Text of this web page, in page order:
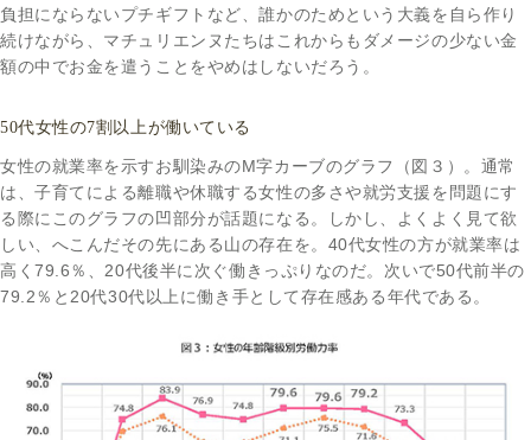
負担にならないプチギフトなど、誰かのためという大義を自ら作り
続けながら、マチュリエンヌたちはこれからもダメージの少ない金
額の中でお金を遣うことをやめはしないだろう。
50代女性の7割以上が働いている
女性の就業率を示すお馴染みのM字カーブのグラフ（図３）。通常
は、子育てによる離職や休職する女性の多さや就労支援を問題にす
る際にこのグラフの凹部分が話題になる。しかし、よくよく見て欲
しい、へこんだその先にある山の存在を。40代女性の方が就業率は
高く79.6％、20代後半に次ぐ働きっぷりなのだ。次いで50代前半の
79.2％と20代30代以上に働き手として存在感ある年代である。